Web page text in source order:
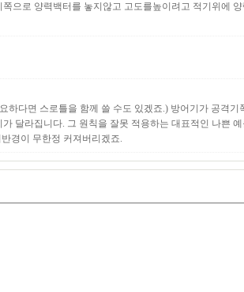
으로 양력백터를 놓지않고 고도를높이려고 적기위에
다면 스로틀을 함께 쓸 수도 있겠죠.) 방어기가 공격
달라집니다. 그 원칙을 잘못 적용하는 대표적인 나쁜
경이 무한정 커져버리겠죠.